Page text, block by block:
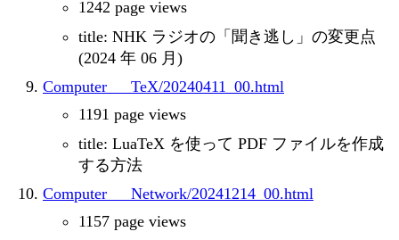
1242 page views
title: NHK ラジオの「聞き逃し」の変更点
(2024 年 06 月)
Computer___TeX/20240411_00.html
1191 page views
title: LuaTeX を使って PDF ファイルを作成
する方法
Computer___Network/20241214_00.html
1157 page views